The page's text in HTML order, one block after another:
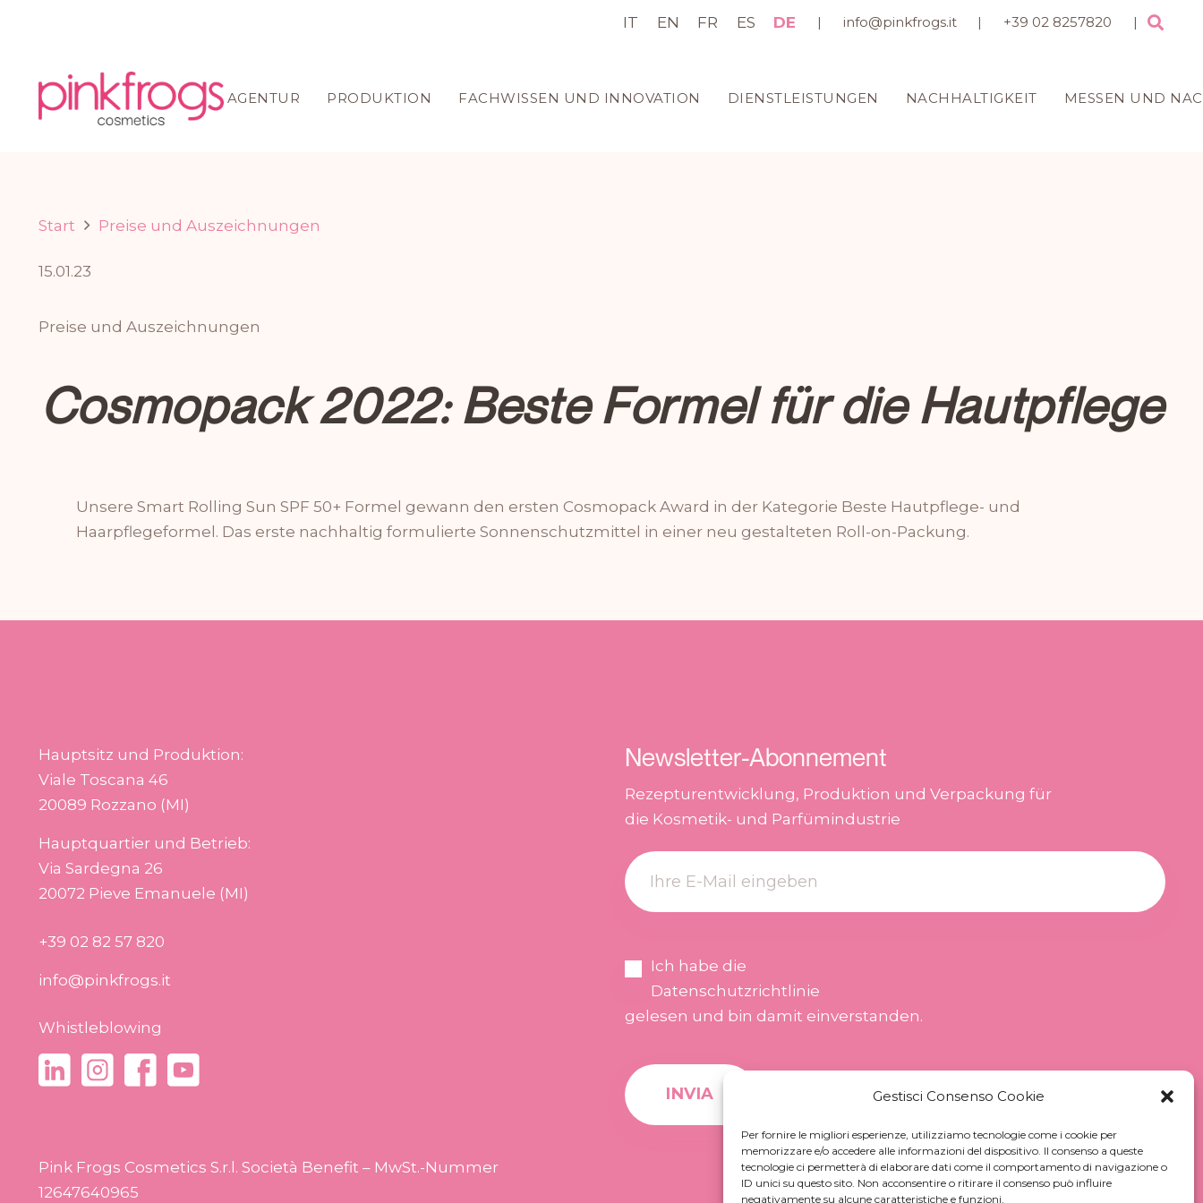
Gestisci Consenso Cookie
Per fornire le migliori esperienze, utilizziamo tecnologie come i cookie per
memorizzare e/o accedere alle informazioni del dispositivo. Il consenso a queste
tecnologie ci permetterà di elaborare dati come il comportamento di navigazione o
ID unici su questo sito. Non acconsentire o ritirare il consenso può influire
negativamente su alcune caratteristiche e funzioni.
IT EN FR ES DE | info@pinkfrogs.it | +39 02 8257820 |
AGENTUR PRODUKTION FACHWISSEN UND INNOVATION DIENSTLEISTUNGEN NACHHALTIGKEIT MESSEN UND
Start Preise und Auszeichnungen
15.01.23
Preise und Auszeichnungen
Cosmopack 2022: Beste Formel für die Hautpflege
Unsere Smart Rolling Sun SPF 50+ Formel gewann den ersten Cosmopack Award in der Kategorie Beste Hautpflege- und
Haarpflegeformel. Das erste nachhaltig formulierte Sonnenschutzmittel in einer neu gestalteten Roll-on-Packung.
Hauptsitz und Produktion:
Viale Toscana 46
20089 Rozzano (MI)
Hauptquartier und Betrieb:
Via Sardegna 26
20072 Pieve Emanuele (MI)
+39 02 82 57 820
info@pinkfrogs.it
Whistleblowing
Pink Frogs Cosmetics S.r.l. Società Benefit – MwSt.-Nummer
12647640965
Newsletter-Abonnement
Rezepturentwicklung, Produktion und Verpackung für
die Kosmetik- und Parfümindustrie
Ich habe die
Datenschutzrichtlinie
gelesen und bin damit einverstanden.